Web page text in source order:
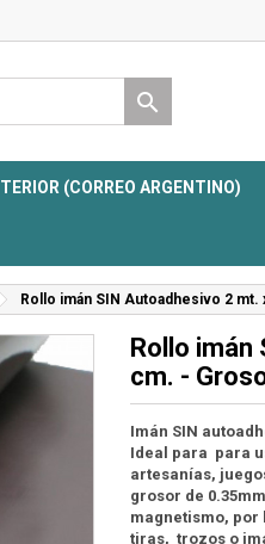

(CORREO ARGENTINO)
Rollo imán SIN Autoadhesivo 2
Rollo imán
cm. -
Imán SIN
Ideal para para
artesanías,
grosor de
magnetismo,
tiras, trozos o